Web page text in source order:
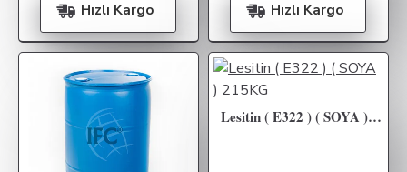
Hızlı Kargo Hızlı Kargo
Lesitin ( E322 ) ( SOYA ) 215KG